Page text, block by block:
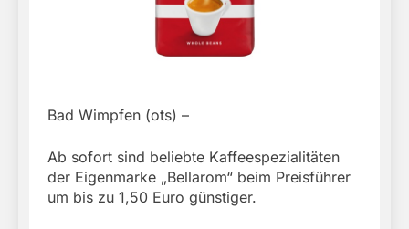
Bad Wimpfen (ots) –
Ab sofort sind beliebte Kaffeespezialitäten
der Eigenmarke „Bellarom“ beim Preisführer
um bis zu 1,50 Euro günstiger.